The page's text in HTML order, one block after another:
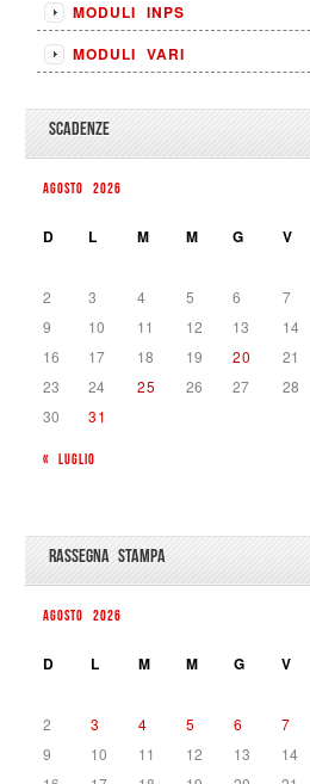
MODULI INPS
MODULI VARI
SCADENZE
AGOSTO 2026
D L M M G V
« LUGLIO
2
3 4 5 6 7
9
10 11 12 13 14
16
17 18 19 20 21
23
24 25 26 27 28
30
31
RASSEGNA STAMPA
AGOSTO 2026
D L M M G V
2
3 4 5 6 7
9
10 11 12 13 14